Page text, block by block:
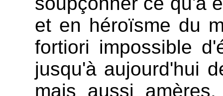
et en héroïsme du
fortiori impossible
jusqu'à aujourd'hui
mais aussi